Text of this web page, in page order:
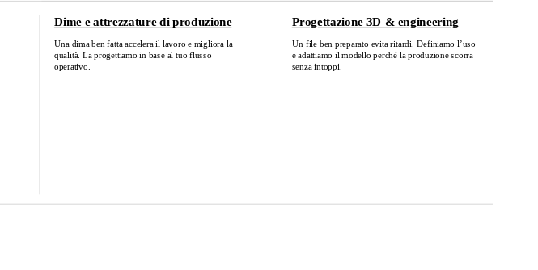
Dime e attrezzature di produzione
Una dima ben fatta accelera il lavoro e migliora la
qualità. La progettiamo in base al tuo flusso
operativo.
Progettazione 3D & engineering
Un file ben preparato evita ritardi. Definiamo l’uso
e adattiamo il modello perché la produzione scorra
senza intoppi.